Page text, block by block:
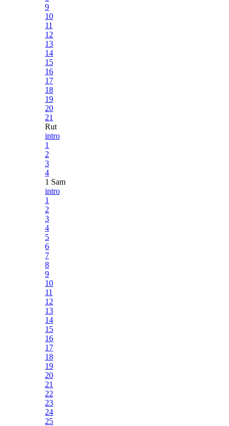
9
10
11
12
13
14
15
16
17
18
19
20
21
Rut
intro
1
2
3
4
1 Sam
intro
1
2
3
4
5
6
7
8
9
10
11
12
13
14
15
16
17
18
19
20
21
22
23
24
25